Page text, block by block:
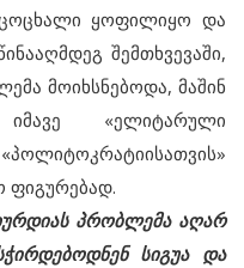
ცოცხალი ყოფილიყო და
შემთხვევაში,
მოიხსნებოდა, მაშინ
«ელიტარული
«პოლიტოკრატიისათვის»
ფიგურებად.
პრობლემა აღარ
სიგუა და